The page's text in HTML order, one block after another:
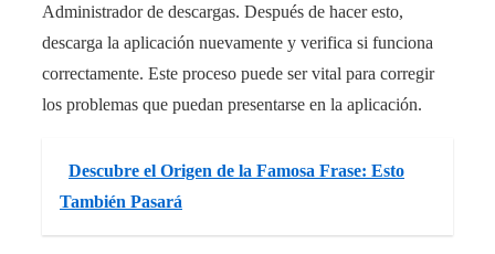
Administrador de descargas. Después de hacer esto,
descarga la aplicación nuevamente y verifica si funciona
correctamente. Este proceso puede ser vital para corregir
los problemas que puedan presentarse en la aplicación.
Descubre el Origen de la Famosa Frase: Esto
También Pasará